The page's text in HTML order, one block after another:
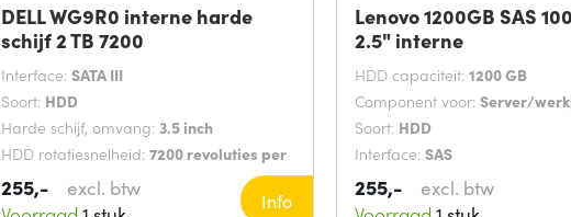
DELL WG9R0 interne harde
schijf 2 TB 7200
Interface: SATA III
Soort: HDD
Harde schijf, omvang: 3.5 inch
HDD rotatiesnelheid: 7200 revoluties per
minuut
255,-
excl. btw
Info
Lenovo 1200GB SAS
2.5" interne
HDD capaciteit: 1200 GB
Component voor: Server/
Soort: HDD
Interface: SAS
255,-
excl. btw